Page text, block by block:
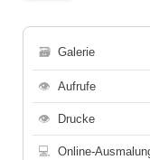
🗃 Galerie
👁 Aufrufe
👁 Drucke
💻 Online-